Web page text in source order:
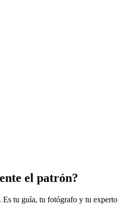
el patrón?
Es tu guía, tu fotógrafo y tu experto